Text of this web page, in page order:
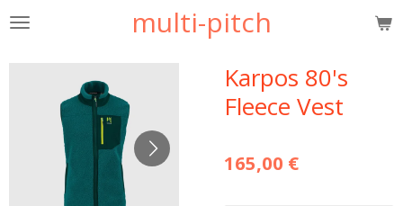
Passer
multi-pitch
Karpos 80's
Fleece Vest
165,00 €